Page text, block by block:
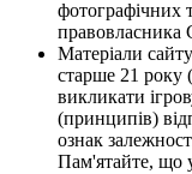
фотографічних
правовласника
Матеріали
старше 21 року
викликати
(принципів)
ознак
Пам'ятайте, що